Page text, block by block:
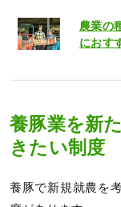
農業の
におす
養豚業を新
きたい制度
養豚で新規就農を